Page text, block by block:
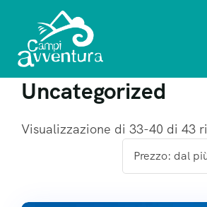
Uncategorized
Visualizzazione di 33-40 di 43